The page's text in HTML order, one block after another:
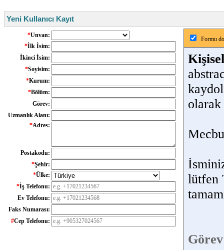
Yeni Kullanıcı Kayıt
*Unvan:
*İlk İsim:
İkinci İsim:
*Soyisim:
*Kurum:
*Bölüm:
Görev:
Uzmanlık Alanı:
*Adres:
Postakodu:
*Şehir:
*Ülke:
*İş Telefonu:
Ev Telefonu:
Faks Numarası:
#Cep Telefonu:
Formu
olarak
lütfen